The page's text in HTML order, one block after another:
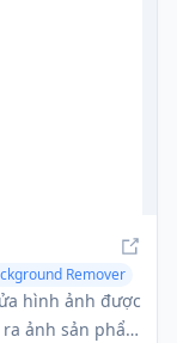
Remover
hình ảnh được
ảnh sản phẩm